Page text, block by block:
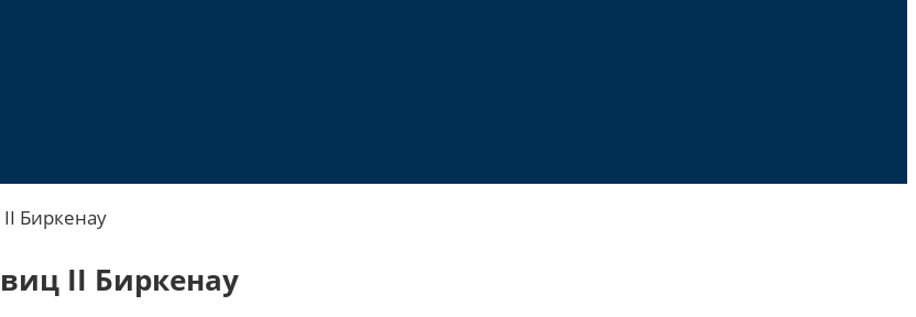
Биркенау
II Биркенау